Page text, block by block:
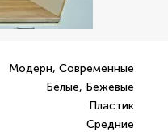
Модерн, Современные
Белые, Бежевые
Пластик
Средние